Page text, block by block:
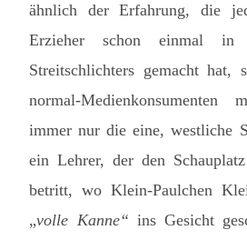
ähnlich der Erfahrung, die
Erzieher schon einmal
Streitschlichters gemacht hat,
normal-Medienkonsumenten
immer nur die eine, westliche
ein Lehrer, der den
betritt, wo Klein-Paulchen
„volle Kanne“ ins Gesicht